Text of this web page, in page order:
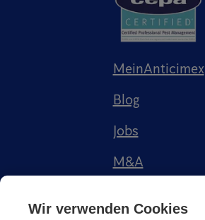
MeinAnticimex
Blog
Jobs
M&A
Wir verwenden Cookies